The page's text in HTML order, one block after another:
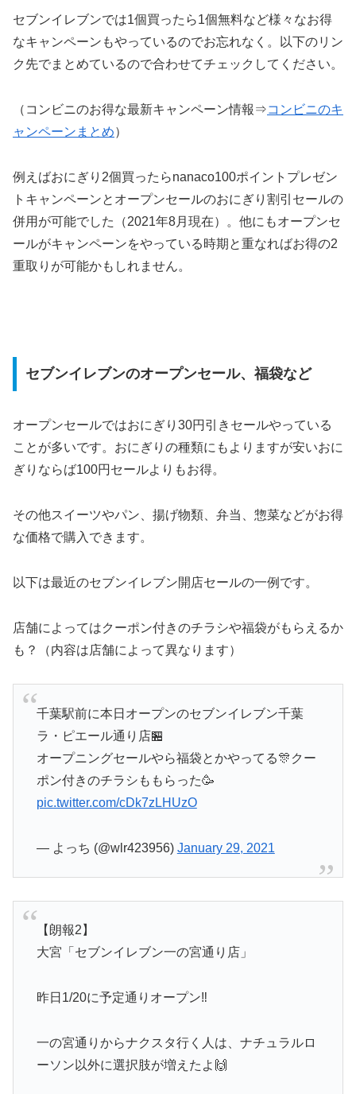
セブンイレブンでは1個買ったら1個無料など様々なお得
なキャンペーンもやっているのでお忘れなく。以下のリン
ク先でまとめているので合わせてチェックしてください。
（コンビニのお得な最新キャンペーン情報⇒コンビニのキ
ャンペーンまとめ）
例えばおにぎり2個買ったらnanaco100ポイントプレゼン
トキャンペーンとオープンセールのおにぎり割引セールの
併用が可能でした（2021年8月現在）。他にもオープンセ
ールがキャンペーンをやっている時期と重なればお得の2
重取りが可能かもしれません。
セブンイレブンのオープンセール、福袋など
オープンセールではおにぎり30円引きセールやっている
ことが多いです。おにぎりの種類にもよりますが安いおに
ぎりならば100円セールよりもお得。
その他スイーツやパン、揚げ物類、弁当、惣菜などがお得
な価格で購入できます。
以下は最近のセブンイレブン開店セールの一例です。
店舗によってはクーポン付きのチラシや福袋がもらえるか
も？（内容は店舗によって異なります）
千葉駅前に本日オープンのセブンイレブン千葉
ラ・ピエール通り店🏪
オープニングセールやら福袋とかやってる🎊クー
ポン付きのチラシももらった🥳
pic.twitter.com/cDk7zLHUzO
— よっち (@wlr423956) January 29, 2021
【朗報2】
大宮「セブンイレブン一の宮通り店」
昨日1/20に予定通りオープン‼️
一の宮通りからナクスタ行く人は、ナチュラルロ
ーソン以外に選択肢が増えたよ🙌